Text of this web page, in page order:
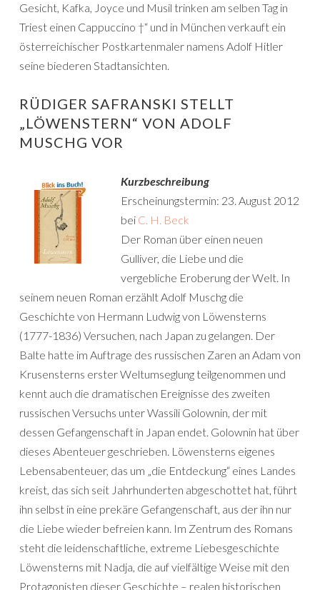
Gesicht, Kafka, Joyce und Musil trinken am selben Tag in
Triest einen Cappuccino †“ und in München verkauft ein
österreichischer Postkartenmaler namens Adolf Hitler
seine biederen Stadtansichten.
RÜDIGER SAFRANSKI STELLT
„LÖWENSTERN“ VON ADOLF
MUSCHG VOR
Kurzbeschreibung
Erscheinungstermin: 23. August 2012
bei C. H. Beck
Der Roman über einen neuen
Gulliver, die Liebe und die
vergebliche Eroberung der Welt. In
seinem neuen Roman erzählt Adolf Muschg die
Geschichte von Hermann Ludwig von Löwensterns
(1777-1836) Versuchen, nach Japan zu gelangen. Der
Balte hatte im Auftrage des russischen Zaren an Adam von
Krusensterns erster Weltumseglung teilgenommen und
kennt auch die dramatischen Ereignisse des zweiten
russischen Versuchs unter Wassili Golownin, der mit
dessen Gefangenschaft in Japan endet. Golownin hat über
dieses Abenteuer geschrieben. Löwensterns eigenes
Lebensabenteuer, das um „die Entdeckung“ eines Landes
kreist, das sich seit Jahrhunderten abgeschottet hat, führt
ihn selbst in eine prekäre Gefangenschaft, aus der ihn nur
die Liebe wieder befreien kann. Im Zentrum des Romans
steht die leidenschaftliche, extreme Liebesgeschichte
Löwensterns mit Nadja, die auf vielfältige Weise mit den
Protagonisten dieser Geschichte – realen historischen